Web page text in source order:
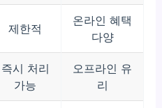
제한적
온라인 혜택
다양
즉시 처리
가능
오프라인 유
리